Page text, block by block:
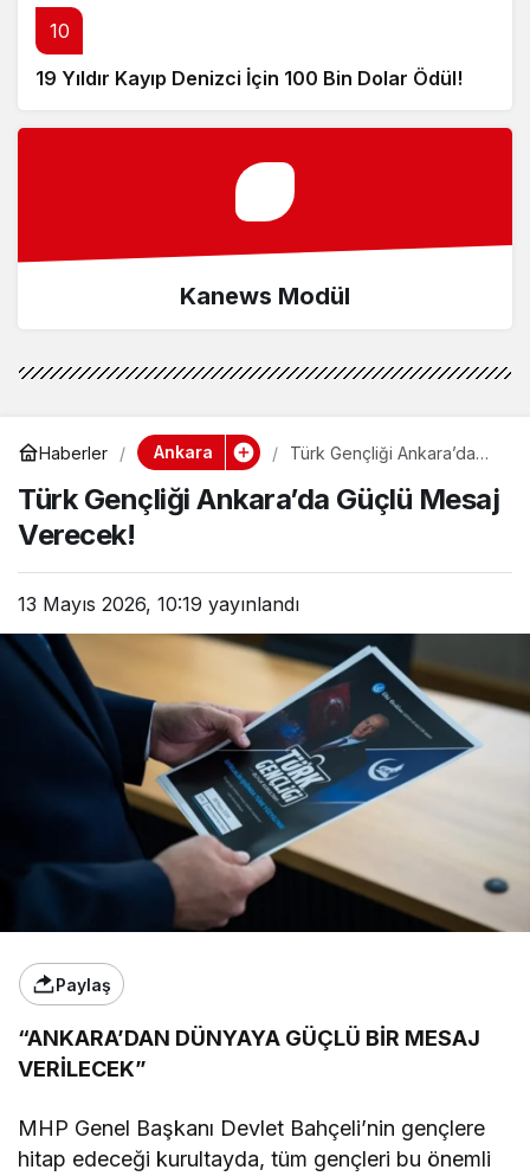
10
19 Yıldır Kayıp Denizci İçin 100 Bin Dolar Ödül!
Kanews Modül
Haberler Ankara
Türk Gençliği Ankara’da
Türk Gençliği Ankara’da Güçlü Mesaj
Verecek!
13 Mayıs 2026, 10:19 yayınlandı
Paylaş
“ANKARA’DAN DÜNYAYA GÜÇLÜ BİR MESAJ
VERİLECEK”
MHP Genel Başkanı Devlet Bahçeli’nin gençlere
hitap edeceği kurultayda, tüm gençleri bu önemli